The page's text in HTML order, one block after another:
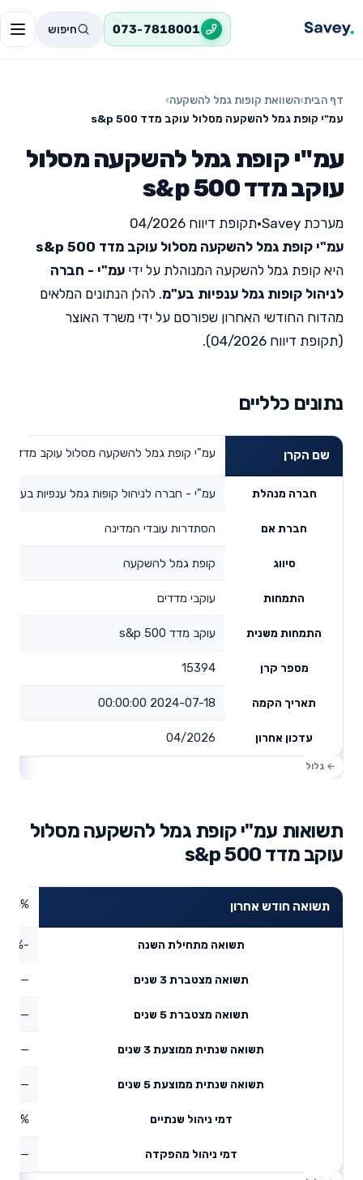
073-7818001 חיפוש
דף הבית›השוואת קופות גמל להשקעה›
עמ"י קופת גמל להשקעה מסלול עוקב מדד s&p 500
עמ"י קופת גמל להשקעה מסלול
עוקב מדד s&p 500
מערכת Savey •תקופת דיווח 04/2026
עמ"י קופת גמל להשקעה מסלול עוקב מדד s&p 500
היא קופת גמל להשקעה המנוהלת על ידי עמ"י - חברה
לניהול קופות גמל ענפיות בע"מ. להלן הנתונים המלאים
מהדוח החודשי האחרון שפורסם על ידי משרד האוצר
(תקופת דיווח 04/2026).
נתונים כלליים
שם הקרן עמ"י קופת גמל להשקעה מסלול עוקב מדד s&p 500
חברה מנהלת עמ"י - חברה לניהול קופות גמל ענפיות בע"מ
חברת אם הסתדרות עובדי המדינה
סיווג קופת גמל להשקעה
התמחות עוקבי מדדים
התמחות משנית עוקב מדד s&p 500
מספר קרן 15394
תאריך הקמה 2024-07-18 00:00:00
עדכון אחרון 04/2026
תשואות עמ"י קופת גמל להשקעה מסלול
עוקב מדד s&p 500
תשואה חודש אחרון
תשואה מתחילת השנה -3.79%
תשואה מצטברת 3 שנים —
תשואה מצטברת 5 שנים —
תשואה שנתית ממוצעת 3 שנים —
תשואה שנתית ממוצעת 5 שנים —
דמי ניהול שנתיים
דמי ניהול מהפקדה —